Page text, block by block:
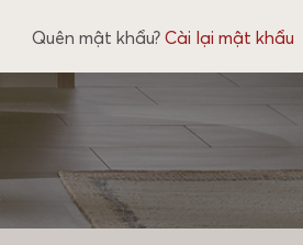
Quên mật khẩu? Cài lại mật khẩu